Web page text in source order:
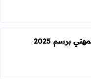
برسم 2025
برسم 2025